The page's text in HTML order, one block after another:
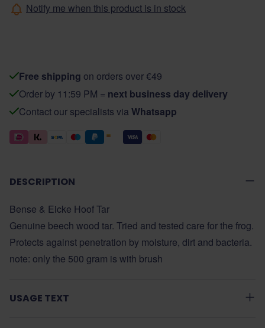
Notify me when this product is in stock
Free shipping on orders over €49
Order by 11:59 PM = next business day delivery
Contact our specialists via Whatsapp
DESCRIPTION
Bense & Eicke Hoof Tar
Genuine beech wood tar. Tried and tested care for the frog.
Protects against penetration by moisture, dirt and bacteria.
note: only the 500 gram is with brush
USAGE TEXT